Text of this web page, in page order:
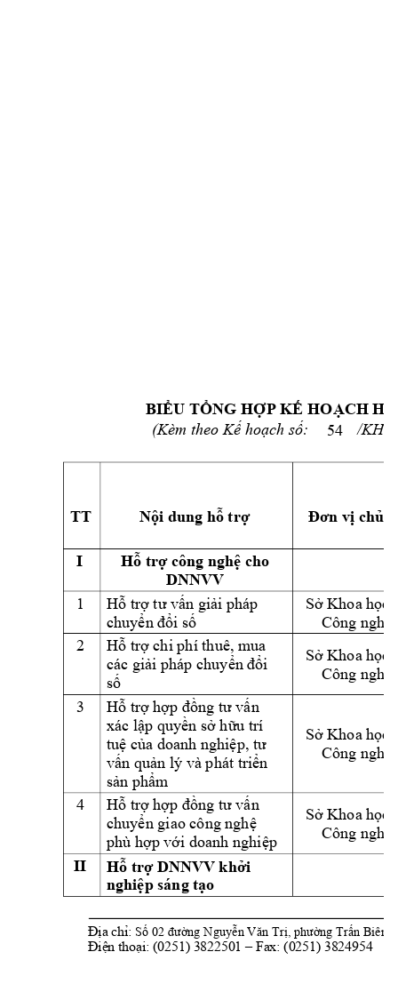
Địa chỉ: Số 02 đường Nguyễn Văn Trị phường Trấn Biên
Điện thoại: (0251) 3822501 – Fax: (0251) 3824954
BIỂU TỔNG HỢP KẾ HOẠCH
(Kèm theo Kế hoạch số:
/
TT Nội dung hỗ trợ Đơn vị chủ
I Hỗ trợ công nghệ cho
DNNVV
1
Hỗ trợ tư vấn giải pháp
chuyển đổi số
Sở Khoa học
Công nghệ
2
Hỗ trợ chi phí thuê, mua
các giải pháp chuyển đổi
số
Sở Khoa học
Công nghệ
3
Hỗ trợ hợp đồng tư vấn
xác lập quyền sở hữu trí
tuệ của doanh nghiệp, tư
vấn quản lý và phát triển
sản phẩm
Sở Khoa học
Công nghệ
4
Hỗ trợ hợp đồng tư vấn
chuyển giao công nghệ
phù hợp với doanh nghiệp
Sở Khoa học
Công nghệ
II Hỗ trợ DNNVV khởi
nghiệp sáng tạo
54